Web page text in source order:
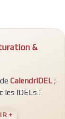
&
CalendrIDEL ;
les IDELs !
+